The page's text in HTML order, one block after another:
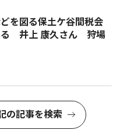
を図る保土ケ谷間税会
る 井上 康久さん 狩場
の記事を検索